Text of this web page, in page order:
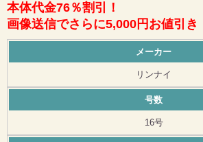
本体代金76％割引！
画像送信でさらに5,000円お値引き
メーカー
リンナイ
号数
16号